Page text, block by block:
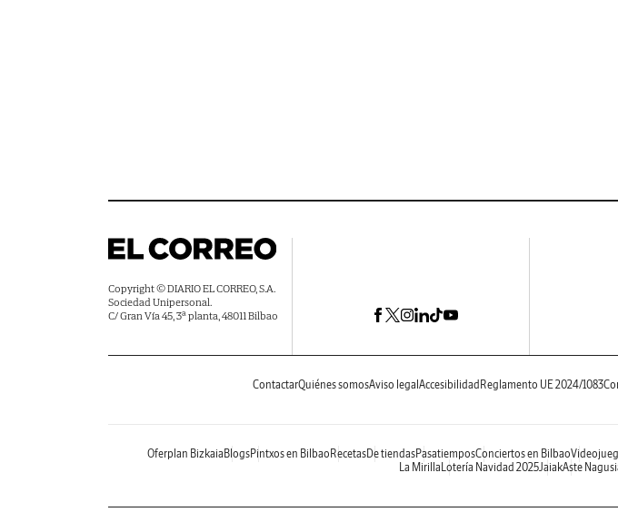
Copyright © DIARIO EL CORREO, S.A.
Sociedad Unipersonal.
C/ Gran Vía 45, 3ª planta, 48011 Bilbao
ContactarQuiénes somosAviso legal Accesibilidad Reglamento UE 2024/1083
Oferplan Bizkaia BlogsPintxos en Bilbao RecetasDe tiendasPasatiemposConciertos en Bilbao
La Mirilla Lotería Navidad 2025JaiakAste